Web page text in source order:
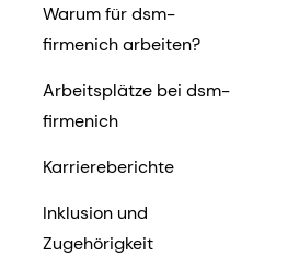
Warum für dsm-
firmenich arbeiten?
Arbeitsplätze bei dsm-
firmenich
Karriereberichte
Inklusion und
Zugehörigkeit